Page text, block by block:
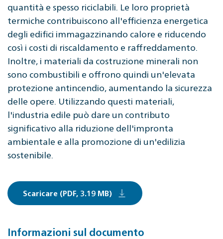
quantità e spesso riciclabili. Le loro proprietà
termiche contribuiscono all'efficienza energetica
degli edifici immagazzinando calore e riducendo
così i costi di riscaldamento e raffreddamento.
Inoltre, i materiali da costruzione minerali non
sono combustibili e offrono quindi un'elevata
protezione antincendio, aumentando la sicurezza
delle opere. Utilizzando questi materiali,
l'industria edile può dare un contributo
significativo alla riduzione dell'impronta
ambientale e alla promozione di un'edilizia
sostenibile.
Scaricare (PDF, 3.19 MB)
Informazioni sul documento